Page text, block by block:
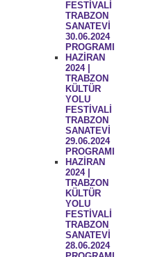
FESTİVALİ
TRABZON
SANATEVİ
30.06.2024
PROGRAMI
HAZİRAN
2024 |
TRABZON
KÜLTÜR
YOLU
FESTİVALİ
TRABZON
SANATEVİ
29.06.2024
PROGRAMI
HAZİRAN
2024 |
TRABZON
KÜLTÜR
YOLU
FESTİVALİ
TRABZON
SANATEVİ
28.06.2024